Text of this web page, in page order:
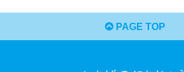
PAGE TOP